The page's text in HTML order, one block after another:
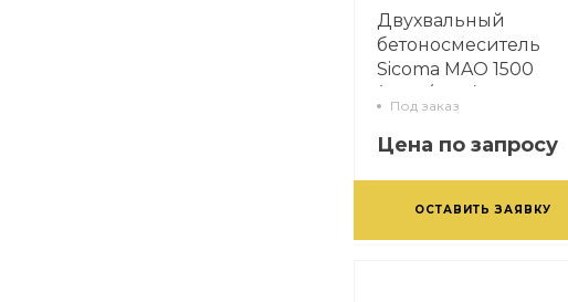
Двухвальный
бетоносмеситель
Sicoma MAO 1500
Под заказ
Цена по запросу
ОСТАВИТЬ ЗАЯВКУ